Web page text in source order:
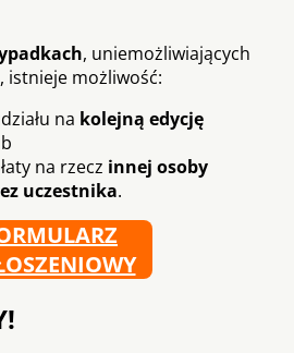
, uniemożliwiających
istnieje możliwość:
na kolejną edycję
na rzecz innej osoby
uczestnika.